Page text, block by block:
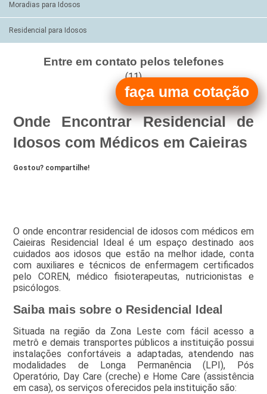
Moradias para Idosos
Residencial para Idosos
Entre em contato pelos telefones
(11)
(11)
Onde Encontrar Residencial de
Idosos com Médicos em Caieiras
Gostou? compartilhe!
O onde encontrar residencial de idosos com médicos em
Caieiras Residencial Ideal é um espaço destinado aos
cuidados aos idosos que estão na melhor idade, conta
com auxiliares e técnicos de enfermagem certificados
pelo COREN, médico fisioterapeutas, nutricionistas e
psicólogos.
Saiba mais sobre o Residencial Ideal
Situada na região da Zona Leste com fácil acesso a
metrô e demais transportes públicos a instituição possui
instalações confortáveis a adaptadas, atendendo nas
modalidades de Longa Permanência (LPI), Pós
Operatório, Day Care (creche) e Home Care (assistência
em casa), os serviços oferecidos pela instituição são:
faça uma cotação